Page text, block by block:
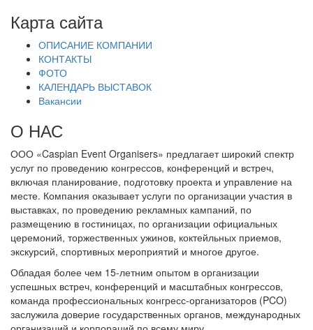
Карта сайта
ОПИСАНИЕ КОМПАНИИ
КОНТАКТЫ
ФОТО
КАЛЕНДАРЬ ВЫСТАВОК
Вакансии
О НАС
ООО «Caspian Event Organisers» предлагает широкий спектр
услуг по проведению конгрессов, конференций и встреч,
включая планирование, подготовку проекта и управление на
месте. Компания оказывает услуги по организации участия в
выставках, по проведению рекламных кампаний, по
размещению в гостиницах, по организации официальных
церемоний, торжественных ужинов, коктейльных приемов,
экскурсий, спортивных мероприятий и многое другое.
Обладая более чем 15-летним опытом в организации
успешных встреч, конференций и масштабных конгрессов,
команда профессиональных конгресс-организаторов (PCO)
заслужила доверие государственных органов, международных